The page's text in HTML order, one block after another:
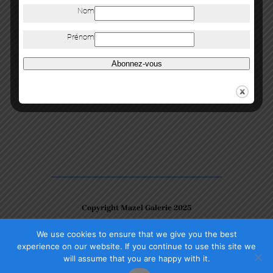
Copyright Mazel Galerie 2025
Check our photos on Instagram ! Facebook
We use cookies to ensure that we give you the best
experience on our website. If you continue to use this site we
will assume that you are happy with it.
Nom
Prénom
Abonnez-vous